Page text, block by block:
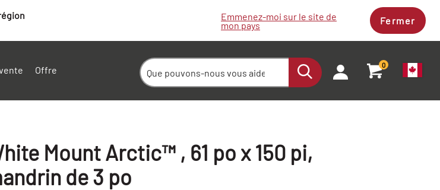
Emmenez-moi sur le site de
mon pays Fermer
Offre 0
Mount Arctic™ , 61 po x 150 pi,
de 3 po